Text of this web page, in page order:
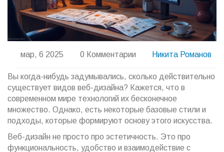
мар, 6 2025 0 Комментарии Никита Романов
Вы когда-нибудь задумывались, сколько действительно
существует видов веб-дизайна? Кажется, что в
современном мире технологий их бесконечное
множество. Однако, есть некоторые базовые стили и
подходы, которые формируют основу этого искусства.
Веб-дизайн не просто про эстетичность. Это про
функциональность, удобство и взаимодействие с